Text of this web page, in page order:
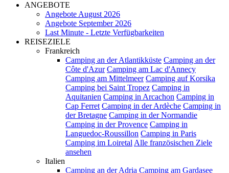
ANGEBOTE
Angebote August 2026
Angebote September 2026
Last Minute - Letzte Verfügbarkeiten
REISEZIELE
Frankreich
Camping an der Atlantikküste Camping an der
Côte d'Azur Camping am Lac d'Annecy
Camping am Mittelmeer Camping auf Korsika
Camping bei Saint Tropez Camping in
Aquitanien Camping in Arcachon Camping in
Cap Ferret Camping in der Ardèche Camping in
der Bretagne Camping in der Normandie
Camping in der Provence Camping in
Languedoc-Roussillon Camping in Paris
Camping im Loiretal Alle französischen Ziele
ansehen
Italien
Camping an der Adria Camping am Gardasee